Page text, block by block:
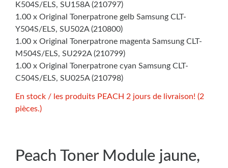
K504S/ELS, SU158A (210797)
1.00 x Original Tonerpatrone gelb Samsung CLT-
Y504S/ELS, SU502A (210800)
1.00 x Original Tonerpatrone magenta Samsung CLT-
M504S/ELS, SU292A (210799)
1.00 x Original Tonerpatrone cyan Samsung CLT-
C504S/ELS, SU025A (210798)
En stock / les produits PEACH 2 jours de livraison! (2
pièces.)
Peach Toner Module jaune,